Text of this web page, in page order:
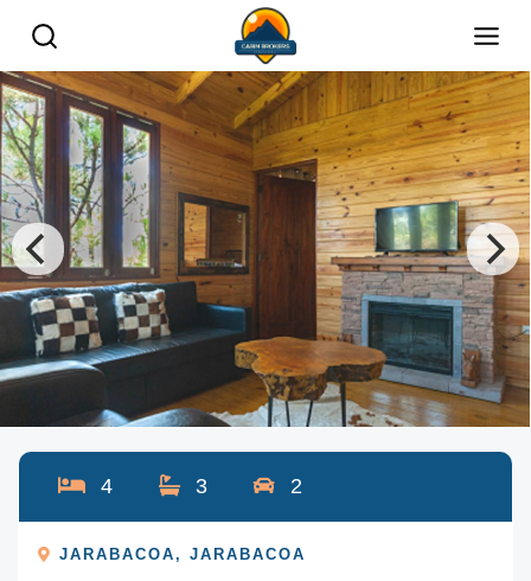
4 3 2
JARABACOA ,JARABACOA